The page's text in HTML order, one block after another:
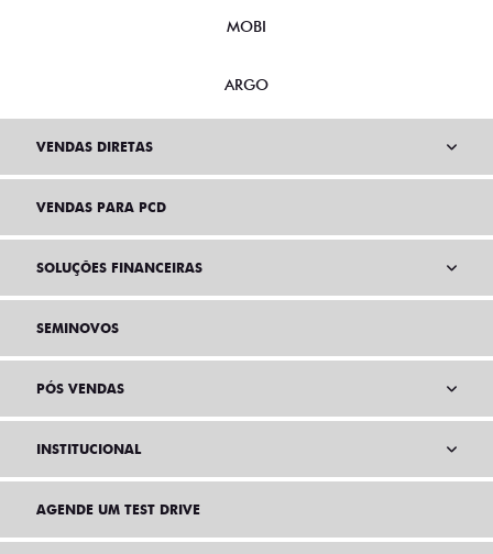
MOBI
ARGO
VENDAS DIRETAS
VENDAS PARA PCD
SOLUÇÕES FINANCEIRAS
SEMINOVOS
PÓS VENDAS
INSTITUCIONAL
AGENDE UM TEST DRIVE